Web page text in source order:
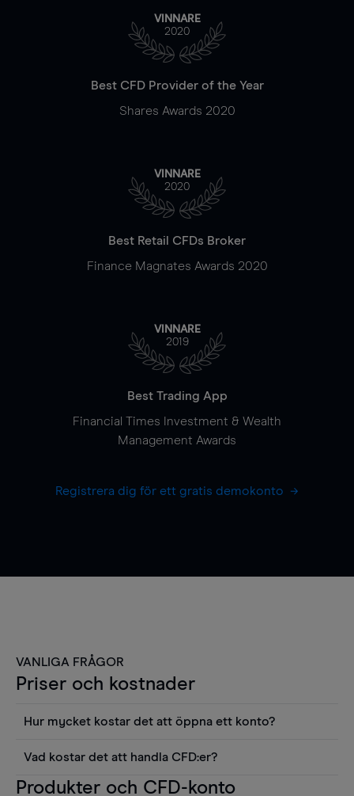
VINNARE
2020
Best CFD Provider of the Year
Shares Awards 2020
VINNARE
2020
Best Retail CFDs Broker
Finance Magnates Awards 2020
VINNARE
2019
Best Trading App
Financial Times Investment & Wealth
Management Awards
Registrera dig för ett gratis demokonto
VANLIGA FRÅGOR
Priser och kostnader
Hur mycket kostar det att öppna ett konto?
använda sådana verktyg som diagram, Reuters
Vad kostar det att handla CFD:er?
Det är en rad kostnader att tänka på när man
Produkter och CFD-konto